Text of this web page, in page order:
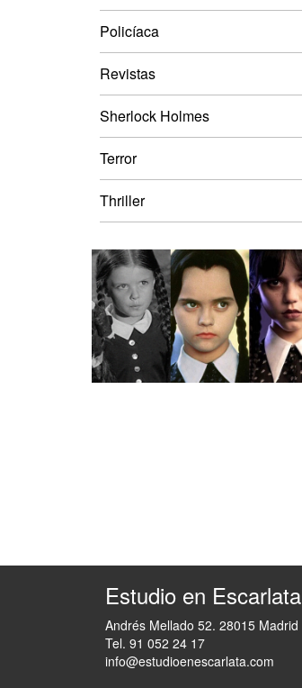
Policíaca
Revistas
Sherlock Holmes
Terror
Thriller
Estudio en Escarlata
Andrés Mellado 52. 28015 Madrid
Tel. 91 052 24 17
info@estudioenescarlata.com